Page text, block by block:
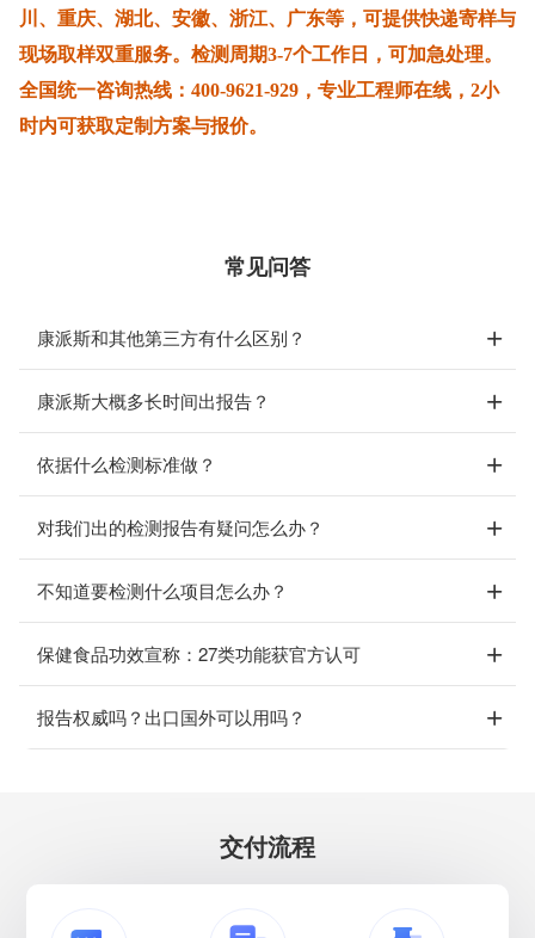
川、重庆、湖北、安徽、浙江、广东等，可提供快递寄样与
现场取样双重服务。检测周期3-7个工作日，可加急处理。
全国统一咨询热线：400-9621-929，专业工程师在线，2小
时内可获取定制方案与报价。
常见问答
康派斯和其他第三方有什么区别？
康派斯大概多长时间出报告？
依据什么检测标准做？
对我们出的检测报告有疑问怎么办？
不知道要检测什么项目怎么办？
保健食品功效宣称：27类功能获官方认可
报告权威吗？出口国外可以用吗？
交付流程